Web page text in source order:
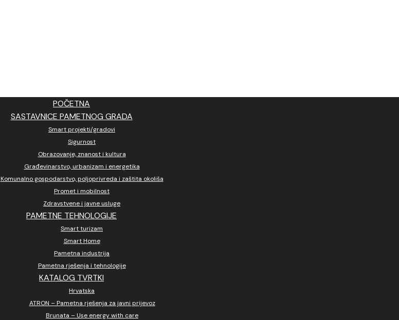
POČETNA
SASTAVNICE PAMETNOG GRADA
Smart projekti/gradovi
Sigurnost
Obrazovanje, znanost i kultura
Građevinarstvo, urbanizam i energetika
Komunalno gospodarstvo, poljoprivreda i zaštita okoliša
Promet i mobilnost
Zdravstvene i javne usluge
PAMETNE TEHNOLOGIJE
Smart turizam
Smart Home
Pametna industrija
Pametna rješenja i tehnologije
KATALOG TVRTKI
Hrvatska
ATRON – Pametna rješenja za javni prijevoz
Brunata – Use energy with care